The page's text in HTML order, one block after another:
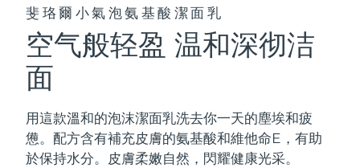
斐珞爾小氣泡氨基酸潔面乳
空气般轻盈 温和深彻洁
面
用這款溫和的泡沫潔面乳洗去你一天的塵埃和疲
憊。配方含有補充皮膚的氨基酸和維他命E，有助
於保持水分。皮膚柔嫩自然，閃耀健康光采。
LUNA™ 設備
All facial cleansing devices
UFO™ 設備
ISSA™ 設備
FAQ™ P1 Primer
Manuka honey primer
FAQ™護膚品
All FAQ™ skincare
FAQ™ 221
Anti-aging LED hand mask
FAQ™護膚品
All FAQ™ skincare
FAQ™護膚品
FAQ™產品
All hair treatments
FAQ™ Red Light Serum
FAQ™ skincare
All FAQ™ skincare
專業治療
PEACH™ 2 Pro Max
Professional IPL hair removal device
BEAR™ 2 body
Microcurrent body toning
愛沙尼亞
芬蘭 預計送達日期 8/10/26
法屬玻里尼西亞 預計送達日期 8/14/26